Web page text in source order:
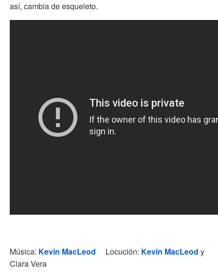
así, cambia de esqueleto.
Música: Kevin MacLeod Locución: Kevin MacLeod y
Clara Vera